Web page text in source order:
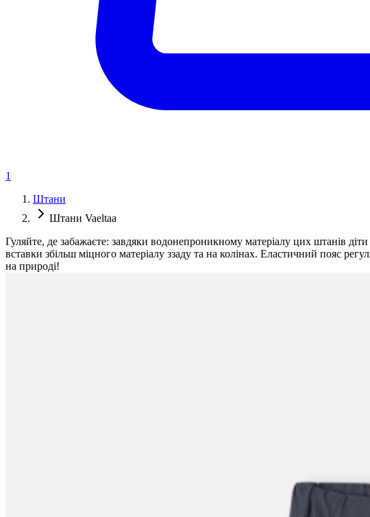
1
Штани
Штани Vaeltaa
Гуляйте, де забажаєте: завдяки водонепроникному матеріалу цих штанів
вставки збільш міцного матеріалу ззаду та на колінах. Еластичний пояс
на природі!